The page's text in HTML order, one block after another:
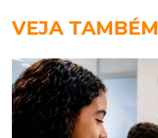
VEJA TAMBÉM